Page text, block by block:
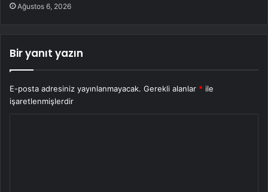
Ağustos 6, 2026
Bir yanıt yazın
E-posta adresiniz yayınlanmayacak. Gerekli alanlar * ile
işaretlenmişlerdir